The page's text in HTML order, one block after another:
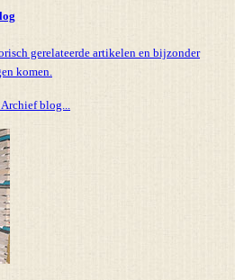
gerelateerde artikelen en bijzonder
komen.
blog...